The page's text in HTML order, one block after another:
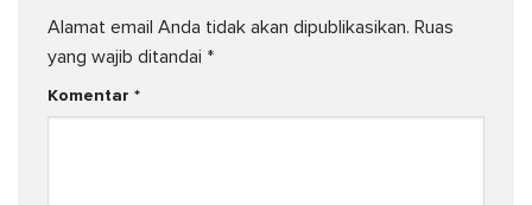
Alamat email Anda tidak akan dipublikasikan. Ruas
yang wajib ditandai *
Komentar *